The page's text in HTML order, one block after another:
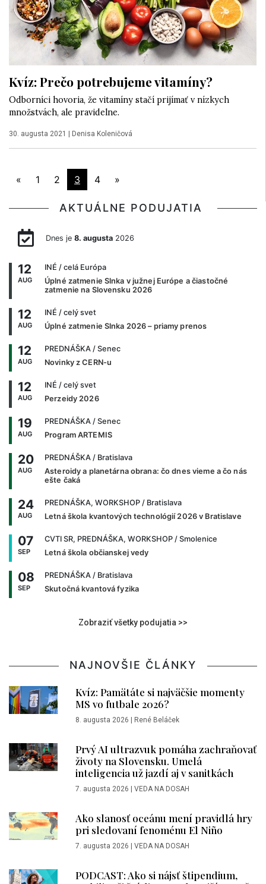
Kvíz: Prečo potrebujeme vitamíny?
Odborníci hovoria, že vitamíny stačí prijímať v nízkych
množstvách, ale pravidelne.
30. augusta 2021 | Denisa Koleničová
« 1 2 3 4 »
AKTUÁLNE PODUJATIA
Dnes je 8. augusta2026
12
AUG
INÉ / celá Európa
Úplné zatmenie Slnka v južnej Európe a čiastočné
zatmenie na Slovensku 2026
12
AUG
INÉ / celý svet
Úplné zatmenie Slnka 2026 – priamy prenos
12
AUG
PREDNÁŠKA / Senec
Novinky z CERN-u
12
AUG
INÉ / celý svet
Perzeidy 2026
19
AUG
PREDNÁŠKA / Senec
Program ARTEMIS
20
AUG
PREDNÁŠKA / Bratislava
Asteroidy a planetárna obrana: čo dnes vieme a čo nás
ešte čaká
24
AUG
PREDNÁŠKA, WORKSHOP / Bratislava
Letná škola kvantových technológií 2026 v Bratislave
07
SEP
CVTI SR, PREDNÁŠKA, WORKSHOP / Smolenice
Letná škola občianskej vedy
08
SEP
PREDNÁŠKA / Bratislava
Skutočná kvantová fyzika
Zobraziť všetky podujatia >>
NAJNOVŠIE ČLÁNKY
Kvíz: Pamätáte si najväčšie momenty
MS vo futbale 2026?
8. augusta 2026 René Beláček
Prvý AI ultrazvuk pomáha zachraňovať
životy na Slovensku. Umelá
inteligencia už jazdí aj v sanitkách
7. augusta 2026 VEDA NA DOSAH
Ako slanosť oceánu mení pravidlá hry
pri sledovaní fenoménu El Niño
7. augusta 2026 VEDA NA DOSAH
PODCAST: Ako si nájsť štipendium,